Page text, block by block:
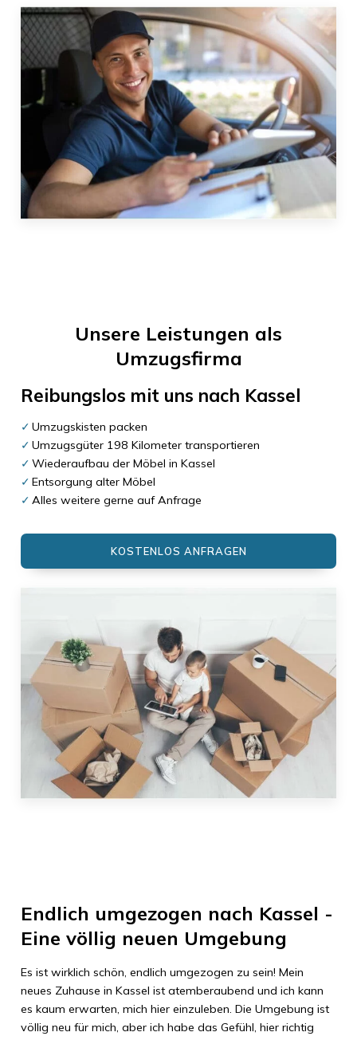
Unsere Leistungen als
Umzugsfirma
Reibungslos mit uns nach Kassel
Umzugskisten packen
Umzugsgüter 198 Kilometer transportieren
Wiederaufbau der Möbel in Kassel
Entsorgung alter Möbel
Alles weitere gerne auf Anfrage
KOSTENLOS ANFRAGEN
Endlich umgezogen nach Kassel -
Eine völlig neuen Umgebung
Es ist wirklich schön, endlich umgezogen zu sein! Mein
neues Zuhause in Kassel ist atemberaubend und ich kann
es kaum erwarten, mich hier einzuleben. Die Umgebung ist
völlig neu für mich, aber ich habe das Gefühl, hier richtig